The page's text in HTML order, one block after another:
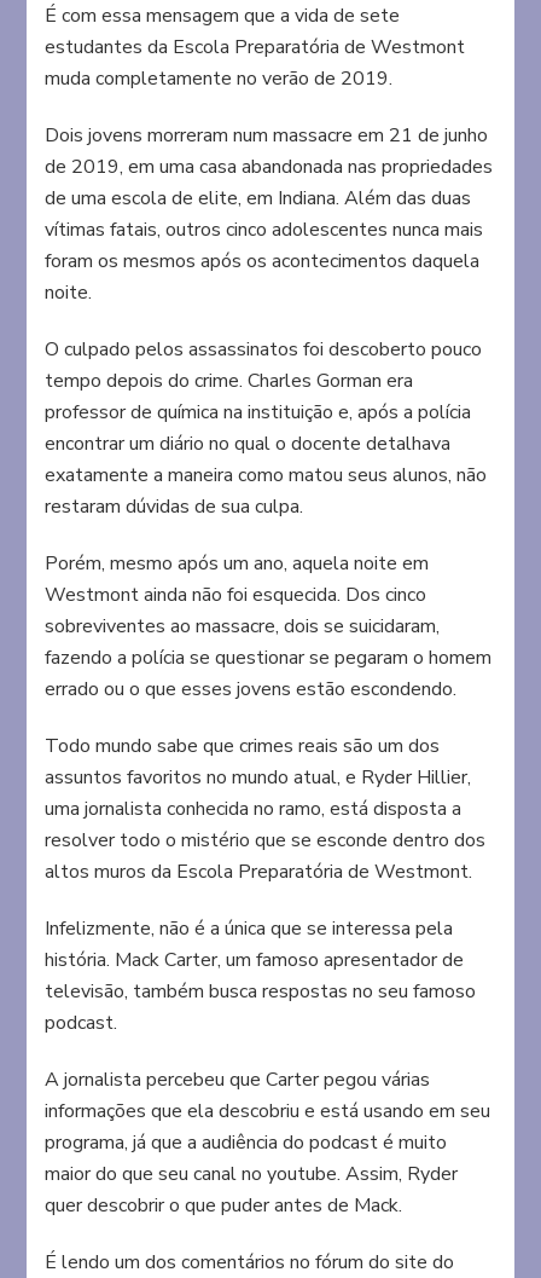
É com essa mensagem que a vida de sete
estudantes da Escola Preparatória de Westmont
muda completamente no verão de 2019.
Dois jovens morreram num massacre em 21 de junho
de 2019, em uma casa abandonada nas propriedades
de uma escola de elite, em Indiana. Além das duas
vítimas fatais, outros cinco adolescentes nunca mais
foram os mesmos após os acontecimentos daquela
noite.
O culpado pelos assassinatos foi descoberto pouco
tempo depois do crime. Charles Gorman era
professor de química na instituição e, após a polícia
encontrar um diário no qual o docente detalhava
exatamente a maneira como matou seus alunos, não
restaram dúvidas de sua culpa.
Porém, mesmo após um ano, aquela noite em
Westmont ainda não foi esquecida. Dos cinco
sobreviventes ao massacre, dois se suicidaram,
fazendo a polícia se questionar se pegaram o homem
errado ou o que esses jovens estão escondendo.
Todo mundo sabe que crimes reais são um dos
assuntos favoritos no mundo atual, e Ryder Hillier,
uma jornalista conhecida no ramo, está disposta a
resolver todo o mistério que se esconde dentro dos
altos muros da Escola Preparatória de Westmont.
Infelizmente, não é a única que se interessa pela
história. Mack Carter, um famoso apresentador de
televisão, também busca respostas no seu famoso
podcast.
A jornalista percebeu que Carter pegou várias
informações que ela descobriu e está usando em seu
programa, já que a audiência do podcast é muito
maior do que seu canal no youtube. Assim, Ryder
quer descobrir o que puder antes de Mack.
É lendo um dos comentários no fórum do site do